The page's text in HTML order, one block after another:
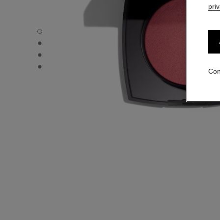
JOUES CONTRASTE INTENSE - Vista por defecto
JOUES CONTRASTE INTENSE - Vista alternativa 1
JOUES CONTRASTE INTENSE - Vista de la textura básica
JOUES CONTRASTE INTENSE -